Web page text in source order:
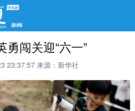
勇闯关迎“六一”
23:37:57 来源：新华社